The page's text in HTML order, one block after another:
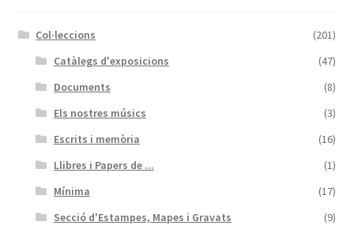
Col·leccions
(201)
Catàlegs d'exposicions
(47)
Documents
(8)
Els nostres músics
(3)
Escrits i memòria
(16)
Llibres i Papers de ...
(1)
Mínima
(17)
Secció d'Estampes, Mapes i Gravats
(9)